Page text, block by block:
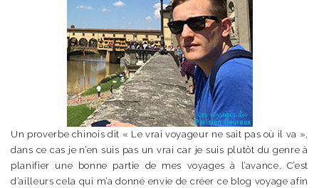
Un proverbe chinois dit « Le vrai voyageur ne sait pas où il va »,
dans ce cas je n’en suis pas un vrai car je suis plutôt du genre à
planifier une bonne partie de mes voyages à l’avance. C’est
d’ailleurs cela qui m’a donné envie de créer ce blog voyage afin